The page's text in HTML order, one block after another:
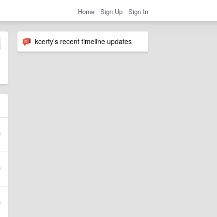
Home Sign Up Sign In
kcerty's recent timeline updates